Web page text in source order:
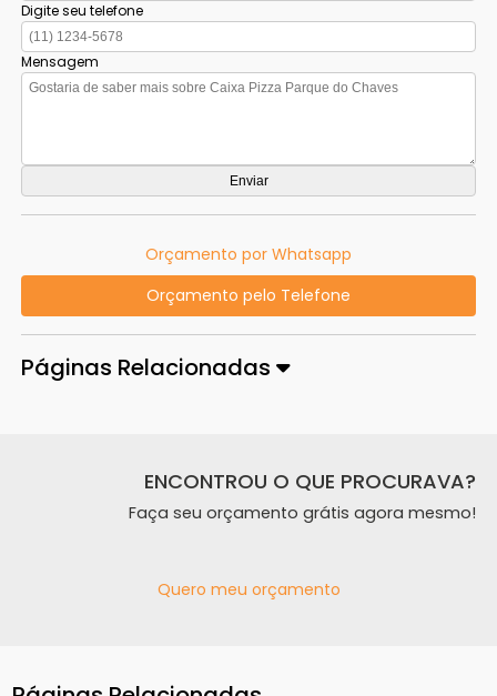
Digite seu telefone
Mensagem
Orçamento por Whatsapp
Orçamento pelo Telefone
Páginas Relacionadas
ENCONTROU O QUE PROCURAVA?
Faça seu orçamento grátis agora mesmo!
Quero meu orçamento